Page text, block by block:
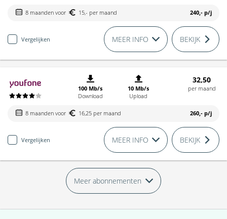
8 maanden voor 15,- per maand 240,- p/j
Vergelijken MEER INFO BEKIJK
100 Mb/s
Download
10 Mb/s
Upload
32,50
per maand
8 maanden voor 16,25 per maand 260,- p/j
Vergelijken MEER INFO BEKIJK
Meer abonnementen